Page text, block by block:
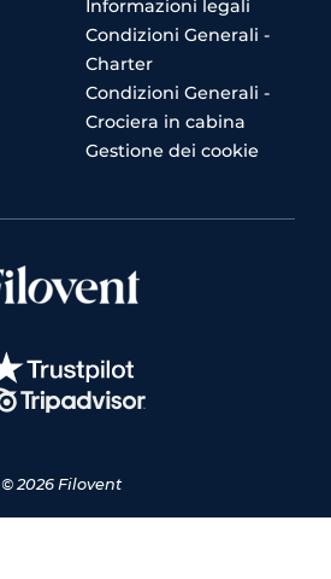
Informazioni legali
Condizioni Generali -
Charter
Condizioni Generali -
Crociera in cabina
Gestione dei cookie
© 2026 Filovent